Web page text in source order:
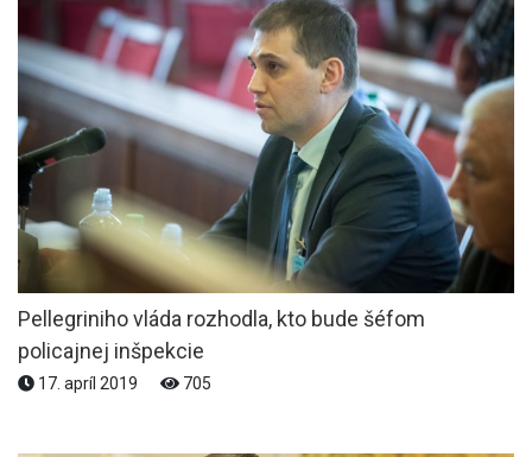
Pellegriniho vláda rozhodla, kto bude šéfom
policajnej inšpekcie
17. apríl 2019 705